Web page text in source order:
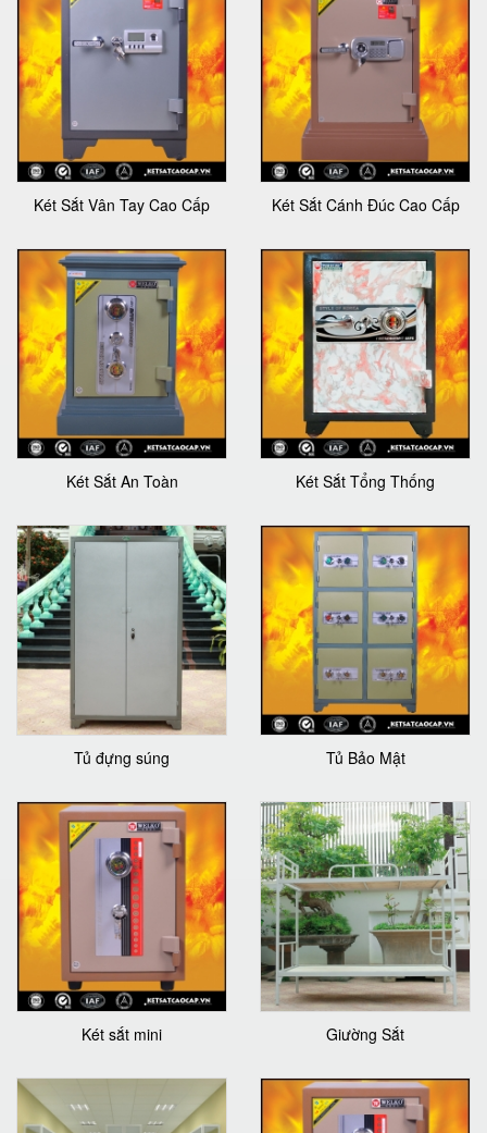
Két Sắt Vân Tay Cao Cấp Két Sắt Cánh Đúc Cao Cấp
Két Sắt An Toàn Két Sắt Tổng Thống
Tủ đựng súng Tủ Bảo Mật
Két sắt mini Giường Sắt